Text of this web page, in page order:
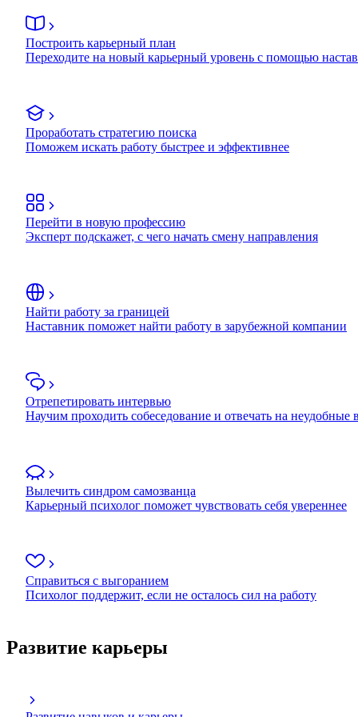
Построить карьерный план
Переходите на новый карьерный уровень с помощью
Проработать стратегию поиска
Поможем искать работу быстрее и эффективнее
Перейти в новую профессию
Эксперт подскажет, с чего начать смену направления
Найти работу за границей
Наставник поможет найти работу в зарубежной компании
Отрепетировать интервью
Научим проходить собеседование и отвечать на неудобные
Вылечить синдром самозванца
Карьерный психолог поможет чувствовать себя увереннее
Справиться с выгоранием
Психолог поддержит, если не осталось сил на работу
Развитие карьеры